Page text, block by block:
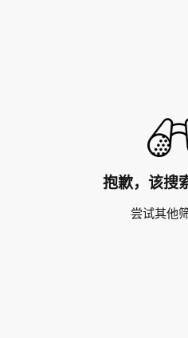
抱歉，该搜
尝试其他